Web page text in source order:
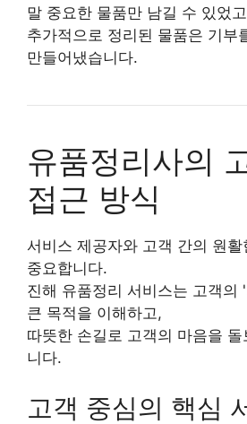
말 중요한 물품만 남길 수 있었
추가적으로 정리된 물품은 기부
만들어냈습니다.
유품정리사의
접근 방식
서비스 제공자와 고객 간의 원
중요합니다.
진해 유품정리 서비스는 고객의
큰 목적을 이해하고,
따뜻한 손길로 고객의 마음을
니다.
고객 중심의 핵심